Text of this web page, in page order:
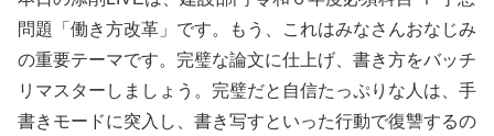
問題「働き方改革」です。もう、これはみなさんおなじみ
の重要テーマです。完璧な論文に仕上げ、書き方をバッチ
リマスターしましょう。完璧だと自信たっぷりな人は、手
書きモードに突入し、書き写すといった行動で復讐するの